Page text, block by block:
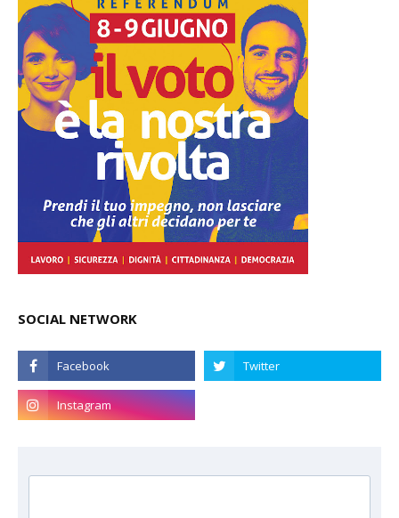
SOCIAL NETWORK